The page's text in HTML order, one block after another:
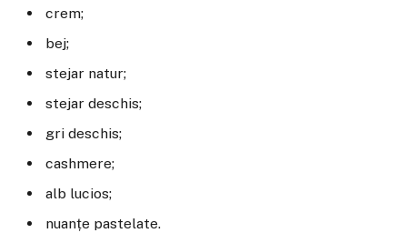
crem;
bej;
stejar natur;
stejar deschis;
gri deschis;
cashmere;
alb lucios;
nuanțe pastelate.